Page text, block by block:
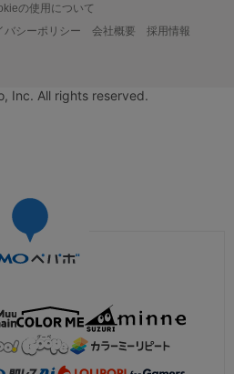
の使用について
バシーポリシー 会社概要
採用情報
Inc. All rights reserved.